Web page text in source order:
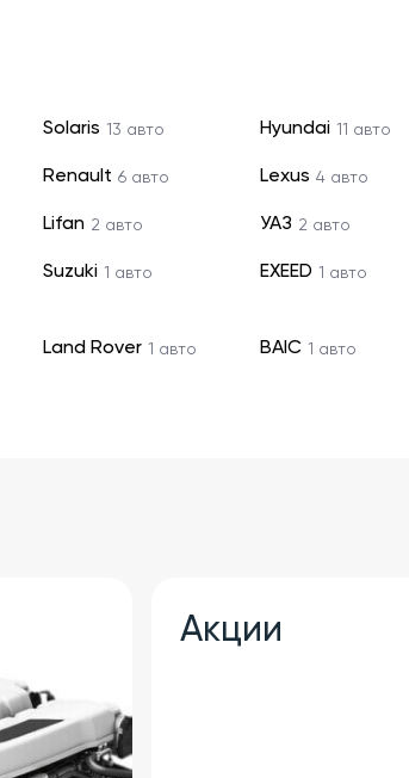
Solaris 13 авто Hyundai 11 авто
Renault 6 авто Lexus 4 авто
Lifan 2 авто УАЗ 2 авто
Suzuki 1 авто EXEED 1 авто
Land Rover 1 авто BAIC 1 авто
Акции